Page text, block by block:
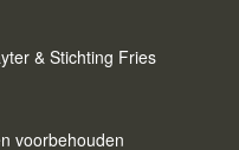
& Stichting Fries
voorbehouden